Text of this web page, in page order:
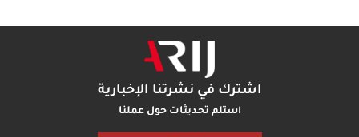
اشترك في نشرتنا الإخبارية
استلم تحديثات حول عملنا